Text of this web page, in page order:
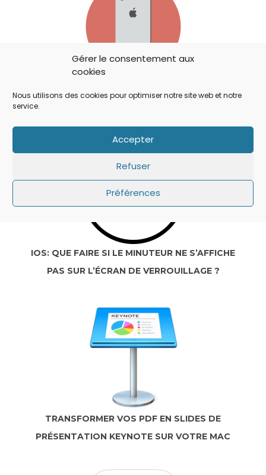
Gérer le consentement aux
cookies
Nous utilisons des cookies pour optimiser notre site web et notre
service.
Accepter
Refuser
Préférences
SECRET QUI A ÉCHAPPÉ À TOUT LE MONDE !
IOS: QUE FAIRE SI LE MINUTEUR NE S’AFFICHE
PAS SUR L’ÉCRAN DE VERROUILLAGE ?
TRANSFORMER VOS PDF EN SLIDES DE
PRÉSENTATION KEYNOTE SUR VOTRE MAC